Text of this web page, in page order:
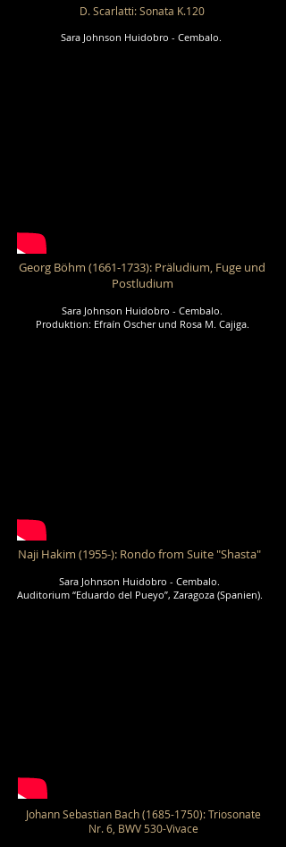
D. Scarlatti: Sonata K.120
Sara Johnson Huidobro - Cembalo.
Georg Böhm (1661-1733): Präludium, Fuge und
Postludium
Sara Johnson Huidobro - Cembalo.
Produktion: Efraín Oscher und Rosa M. Cajiga.
Naji Hakim (1955-): Rondo from Suite "Shasta"
Sara Johnson Huidobro - Cembalo.
Auditorium “Eduardo del Pueyo”, Zaragoza (Spanien).
Johann Sebastian Bach(1685-1750): Triosonate
Nr. 6, BWV 530-Vivace